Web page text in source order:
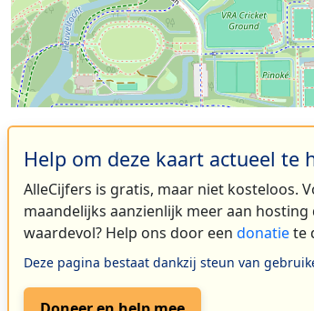
Help om deze kaart actueel te
AlleCijfers is gratis, maar niet kosteloos.
maandelijks aanzienlijk meer aan
waardevol? Help ons door een donatiete
Deze pagina bestaat dankzij steun van